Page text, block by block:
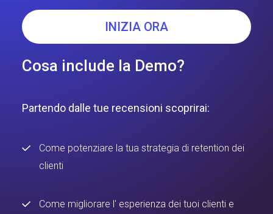
BUSINESS DEVELOPMENT
REPRESENTATIVE
INIZIA ORA
Cosa include la Demo?
Partendo dalle tue recensioni scoprirai:
Come potenziare la tua strategia di retention dei
clienti
Come migliorare l' esperienza dei tuoi clienti e